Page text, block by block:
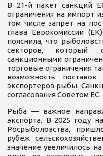
В 21-й пакет санкций
ограничения на импорт
том числе запрет на
глава Еврокомиссии
пояснила, что
секторов, который
санкционными
торговые ограничения
возможность
экспортеров рыбы.
согласования Советом ЕС.
Рыба — важное
экспорта. В 2025 году
Росрыболовства,
рубеж
значение увеличилось